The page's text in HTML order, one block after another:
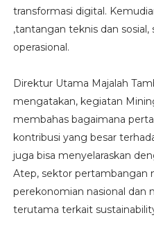
transformasi digital.
,tantangan teknis dan sosial,
operasional.
Direktur Utama Majalah
mengatakan, kegiatan
membahas bagaimana
kontribusi yang besar
juga bisa menyelaraskan
Atep, sektor pertambangan
perekonomian nasional dan
terutama terkait